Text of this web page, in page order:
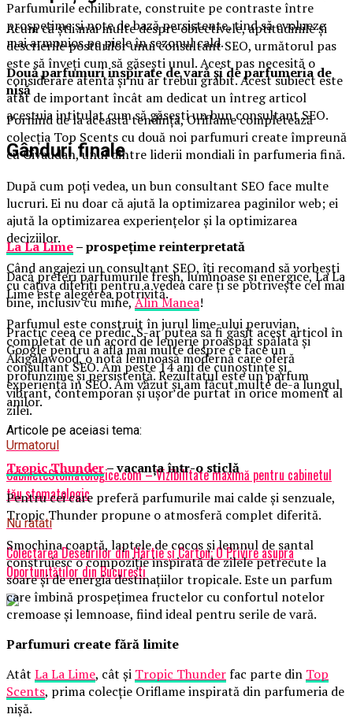
Acum că știi mai multe despre obiectivele, aptitudinile și
descrierile posturilor unui consultant SEO, următorul pas
este să înveți cum să găsești unul. Acest pas necesită o
considerare atentă și nu ar trebui grăbit. Acest subiect este
atât de important încât am dedicat un întreg articol
acestuia intitulat cum să găsești un bun consultant SEO.
Gânduri finale
După cum poți vedea, un bun consultant SEO face multe
lucruri. Ei nu doar că ajută la optimizarea paginilor web; ei
ajută la optimizarea experiențelor și la optimizarea
deciziilor.
Când angajezi un consultant SEO, îți recomand să vorbești
cu câțiva diferiți pentru a vedea care ți se potrivește cel mai
bine, inclusiv cu mine,Alin Manea!
Practic ceea ce predic. S-ar putea să fi găsit acest articol în
Google pentru a afla mai multe despre ce face un
consultant SEO. Am peste 14 ani de cunoștințe și
experiență în SEO. Am văzut și am făcut multe de-a lungul
anilor.
Articole pe aceiasi tema:
Urmatorul
CabineteStomatologice.com – Vizibilitate maximă pentru cabinetul
tău stomatologic
Nu ratati
Colectarea Deseurilor din Hârtie și Carton: O Privire asupra
Oportunităților din București
Parfumurile echilibrate, construite pe contraste între
prospețime și note de bază persistente, tind să evolueze
mai armonios pe piele în sezonul cald.
Două parfumuri inspirate de vară și de parfumeria de
nișă
Pornind de la această tendință, Oriflame completează
colecția Top Scents cu două noi parfumuri create împreună
cu Givaudan, unul dintre liderii mondiali în parfumeria fină.
La La Lime– prospețime reinterpretată
Dacă preferi parfumurile fresh, luminoase și energice, La La
Lime este alegerea potrivită.
Parfumul este construit în jurul lime-ului peruvian,
completat de un acord de lenjerie proaspăt spălată și
Akigalawood, o notă lemnoasă modernă care oferă
profunzime și persistență. Rezultatul este un parfum
vibrant, contemporan și ușor de purtat în orice moment al
zilei.
Tropic Thunder– vacanța într-o sticlă
Pentru cei care preferă parfumurile mai calde și senzuale,
Tropic Thunder propune o atmosferă complet diferită.
Smochina coaptă, laptele de cocos și lemnul de santal
construiesc o compoziție inspirată de zilele petrecute la
soare și de energia destinațiilor tropicale. Este un parfum
care îmbină prospețimea fructelor cu confortul notelor
cremoase și lemnoase, fiind ideal pentru serile de vară.
Parfumuri create fără limite
Atât La La Lime, cât și Tropic Thunderfac parte din Top
Scents, prima colecție Oriflame inspirată din parfumeria de
nișă.